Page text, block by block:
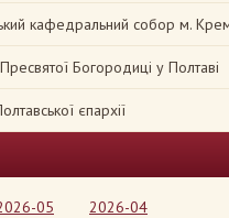
кафедральний собор м.
Богородиці у Полтаві
єпархії
05 2026-04